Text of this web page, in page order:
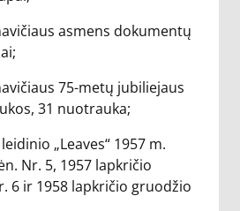
asmens dokumentų
75-metų jubiliejaus
31 nuotrauka;
„Leaves“ 1957 m.
Nr. 5, 1957 lapkričio
6 ir 1958 lapkričio gruodžio